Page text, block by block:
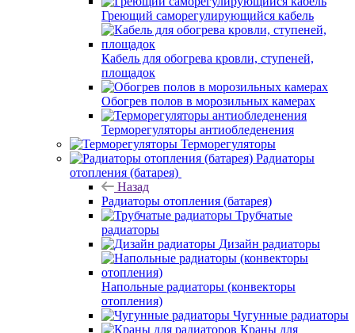
Греющий саморегулирующийся кабель
Кабель для обогрева кровли, ступеней,
площадок
Обогрев полов в морозильных камерах
Терморегуляторы антиобледенения
Терморегуляторы
Радиаторы
отопления (батарея)
Назад
Радиаторы отопления (батарея)
Трубчатые
радиаторы
Дизайн радиаторы
Напольные радиаторы (конвекторы
отопления)
Чугунные радиаторы
Краны для